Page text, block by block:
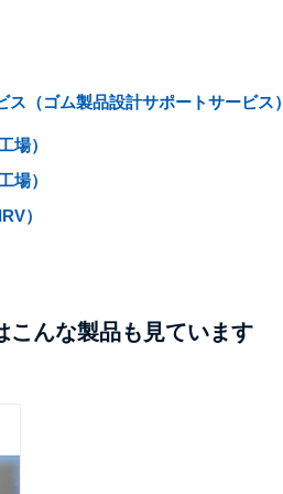
（ゴム製品設計サポートサービス）
場）
場）
）
こんな製品も見ています